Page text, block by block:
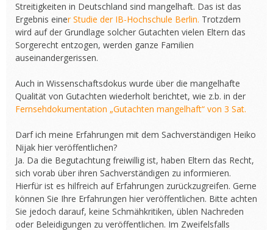
Streitigkeiten in Deutschland sind mangelhaft. Das ist das
Ergebnis einer Studie der IB-Hochschule Berlin. Trotzdem
wird auf der Grundlage solcher Gutachten vielen Eltern das
Sorgerecht entzogen, werden ganze Familien
auseinandergerissen.
Auch in Wissenschaftsdokus wurde über die mangelhafte
Qualität von Gutachten wiederholt berichtet, wie z.b. in der
Fernsehdokumentation „Gutachten mangelhaft“ von 3 Sat.
Darf ich meine Erfahrungen mit dem Sachverständigen Heiko
Nijak hier veröffentlichen?
Ja. Da die Begutachtung freiwillig ist, haben Eltern das Recht,
sich vorab über ihren Sachverständigen zu informieren.
Hierfür ist es hilfreich auf Erfahrungen zurückzugreifen. Gerne
können Sie Ihre Erfahrungen hier veröffentlichen. Bitte achten
Sie jedoch darauf, keine Schmähkritiken, üblen Nachreden
oder Beleidigungen zu veröffentlichen. Im Zweifelsfalls